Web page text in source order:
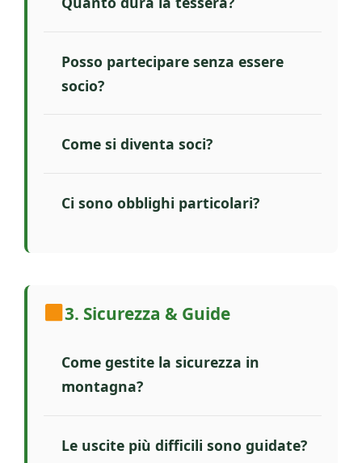
Posso partecipare senza essere
socio?
Come si diventa soci?
Ci sono obblighi particolari?
3. Sicurezza & Guide
Come gestite la sicurezza in
montagna?
Le uscite più difficili sono guidate?